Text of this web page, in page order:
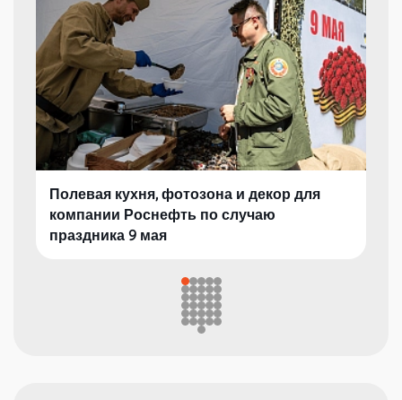
Полевая кухня, фотозона и декор для
компании Роснефть по случаю
праздника 9 мая